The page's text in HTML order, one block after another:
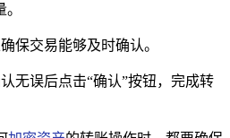
保交易能够及时确认。
无误后点击“确认”按钮，完成转